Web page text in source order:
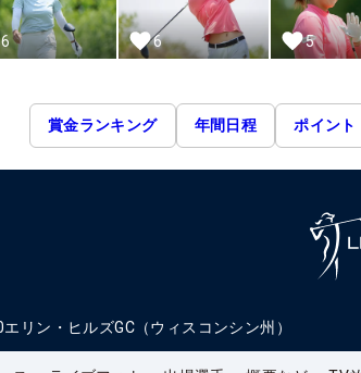
6 6 5
賞金ランキング 年間日程 ポイント
エリン・ヒルズGC（ウィスコンシン州）